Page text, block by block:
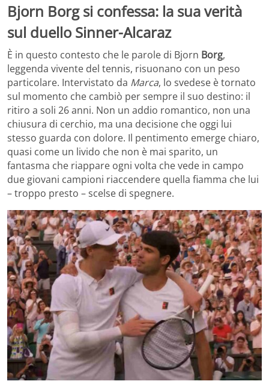
Bjorn Borg si confessa: la sua verità
sul duello Sinner-Alcaraz
È in questo contesto che le parole di Bjorn Borg,
leggenda vivente del tennis, risuonano con un peso
particolare. Intervistato da Marca, lo svedese è tornato
sul momento che cambiò per sempre il suo destino: il
ritiro a soli 26 anni. Non un addio romantico, non una
chiusura di cerchio, ma una decisione che oggi lui
stesso guarda con dolore. Il pentimento emerge chiaro,
quasi come un livido che non è mai sparito, un
fantasma che riappare ogni volta che vede in campo
due giovani campioni riaccendere quella fiamma che lui
– troppo presto – scelse di spegnere.